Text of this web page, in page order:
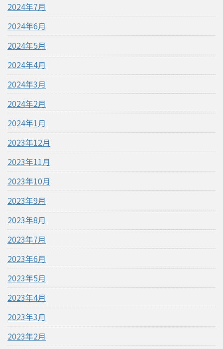
2024年7月
2024年6月
2024年5月
2024年4月
2024年3月
2024年2月
2024年1月
2023年12月
2023年11月
2023年10月
2023年9月
2023年8月
2023年7月
2023年6月
2023年5月
2023年4月
2023年3月
2023年2月